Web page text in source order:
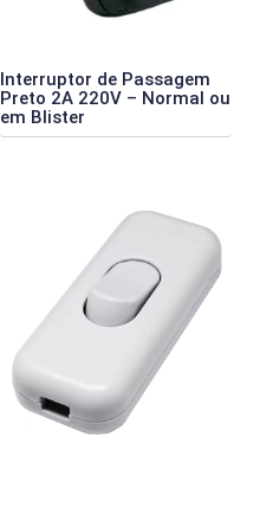
Interruptor de Passagem
Preto 2A 220V – Normal ou
em Blister